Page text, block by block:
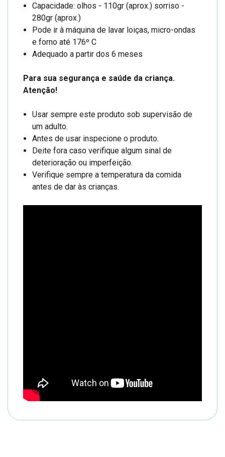
Capacidade: olhos - 110gr (aprox.) sorriso -
280gr (aprox.)
Pode ir à máquina de lavar loiças, micro-ondas
e forno até 176º C
Adequado a partir dos 6 meses
Para sua segurança e saúde da criança.
Atenção!
Usar sempre este produto sob supervisão de
um adulto.
Antes de usar inspecione o produto.
Deite fora caso verifique algum sinal de
deterioração ou imperfeição.
Verifique sempre a temperatura da comida
antes de dar às crianças.